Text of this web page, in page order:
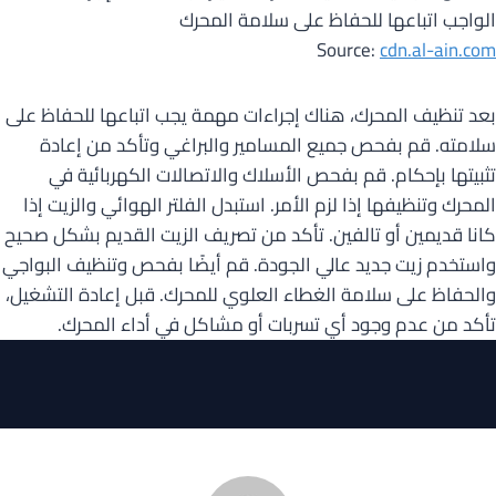
Source:cdn.al-ain.com
بعد تنظيف المحرك، هناك إجراءات مهمة يجب اتباعها للحفاظ على
سلامته. قم بفحص جميع المسامير والبراغي وتأكد من إعادة
تثبيتها بإحكام. قم بفحص الأسلاك والاتصالات الكهربائية في
المحرك وتنظيفها إذا لزم الأمر. استبدل الفلتر الهوائي والزيت إذا
كانا قديمين أو تالفين. تأكد من تصريف الزيت القديم بشكل صحيح
واستخدم زيت جديد عالي الجودة. قم أيضًا بفحص وتنظيف البواجي
والحفاظ على سلامة الغطاء العلوي للمحرك. قبل إعادة التشغيل،
تأكد من عدم وجود أي تسربات أو مشاكل في أداء المحرك.